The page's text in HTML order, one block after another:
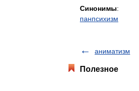
Синонимы:
панпсихизм
аниматизм
Полезное